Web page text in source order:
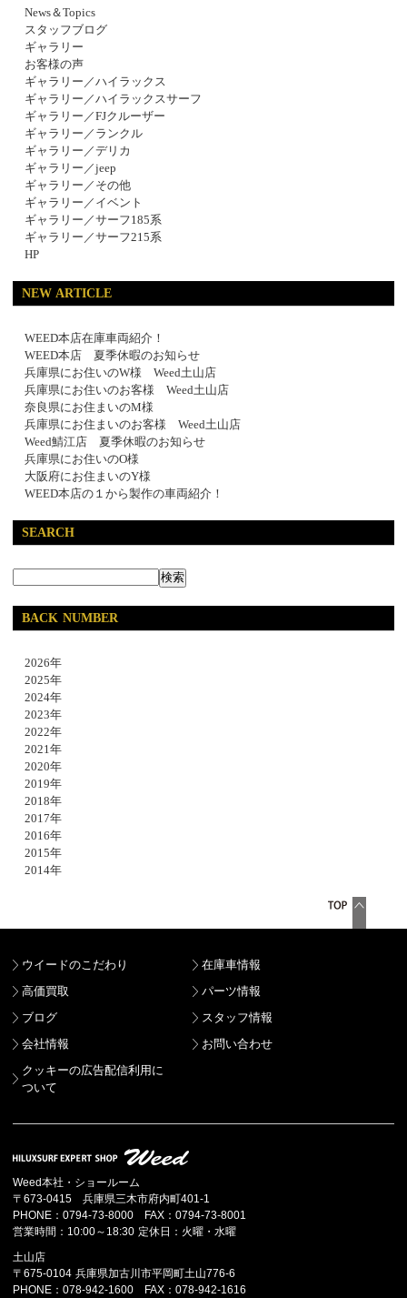
News＆Topics
スタッフブログ
ギャラリー
お客様の声
ギャラリー／ハイラックス
ギャラリー／ハイラックスサーフ
ギャラリー／FJクルーザー
ギャラリー／ランクル
ギャラリー／デリカ
ギャラリー／jeep
ギャラリー／その他
ギャラリー／イベント
ギャラリー／サーフ185系
ギャラリー／サーフ215系
HP
NEW ARTICLE
WEED本店在庫車両紹介！
WEED本店 夏季休暇のお知らせ
兵庫県にお住いのW様 Weed土山店
兵庫県にお住いのお客様 Weed土山店
奈良県にお住まいのM様
兵庫県にお住まいのお客様 Weed土山店
Weed鯖江店 夏季休暇のお知らせ
兵庫県にお住いのO様
大阪府にお住まいのY様
WEED本店の１から製作の車両紹介！
SEARCH
BACK NUMBER
2026年
2025年
2024年
2023年
2022年
2021年
2020年
2019年
2018年
2017年
2016年
2015年
2014年
ウイードのこだわり
在庫車情報
高価買取
パーツ情報
ブログ
スタッフ情報
会社情報
お問い合わせ
クッキーの広告配信利用に
ついて
Weed本社・ショールーム
〒673-0415 兵庫県三木市府内町401-1
PHONE：0794-73-8000 FAX：0794-73-8001
営業時間：10:00～18:30 定休日：火曜・水曜
土山店
〒675-0104 兵庫県加古川市平岡町土山776-6
PHONE：078-942-1600 FAX：078-942-1616